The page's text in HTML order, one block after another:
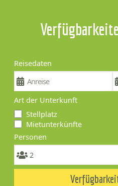
Reisedaten
Art der Unterkunft
Stellplatz
Mietunterkünfte
Personen